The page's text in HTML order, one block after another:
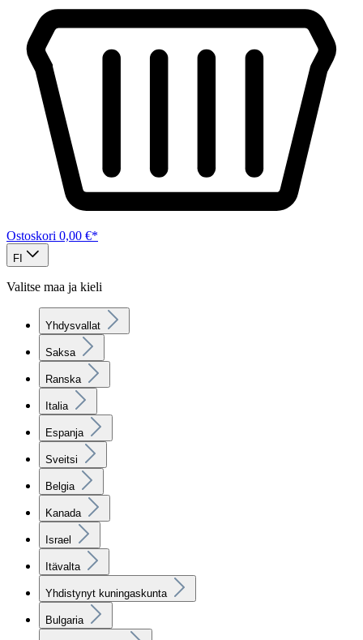
Ostoskori 0,00 €*
FI
Valitse maa ja kieli
Yhdysvallat
Saksa
Ranska
Italia
Espanja
Sveitsi
Belgia
Kanada
Israel
Itävalta
Yhdistynyt kuningaskunta
Bulgaria